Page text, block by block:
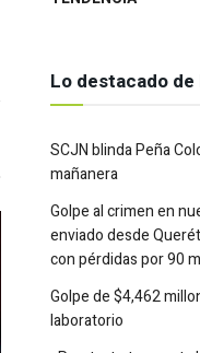
TENDENCIA
Lo destacado de
SCJN blinda Peña
mañanera
Golpe al crimen en
enviado desde